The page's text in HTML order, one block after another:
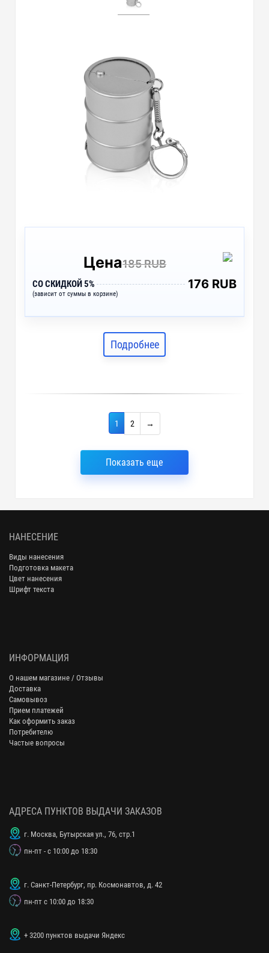
Цена185 RUB
СО СКИДКОЙ 5%
(зависит от суммы в корзине)
176 RUB
Подробнее
1 2 →
Показать еще
НАНЕСЕНИЕ
Виды нанесения
Подготовка макета
Цвет нанесения
Шрифт текста
ИНФОРМАЦИЯ
О нашем магазине / Отзывы
Доставка
Самовывоз
Прием платежей
Как оформить заказ
Потребителю
Частые вопросы
АДРЕСА ПУНКТОВ ВЫДАЧИ ЗАКАЗОВ
г. Москва, Бутырская ул., 76, стр.1
пн-пт - с 10:00 до 18:30
г. Санкт-Петербург, пр. Космонавтов, д. 42
пн-пт с 10:00 до 18:30
+ 3200 пунктов выдачи Яндекс